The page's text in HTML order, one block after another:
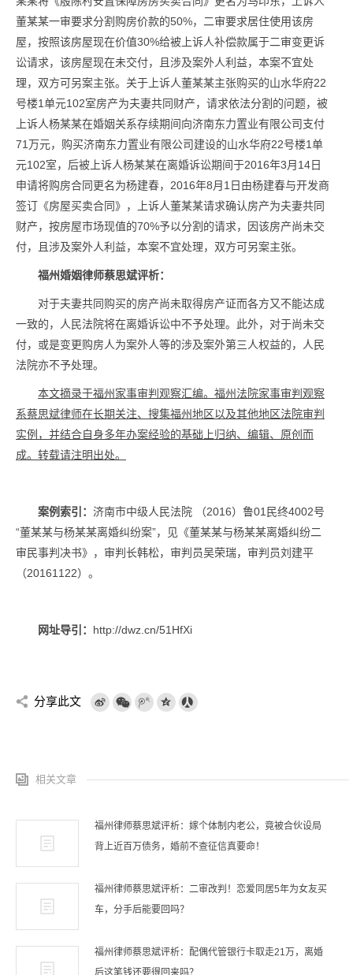
董某某一审要求分割购房价款的50%，二审要求居住使用该房
屋，按照该房屋现在价值30%给被上诉人补偿款属于二审变更诉
讼请求，该房屋现在未交付，且涉及案外人利益，本案不宜处
理，双方可另案主张。关于上诉人董某某主张购买的山水华府22
号楼1单元102室房产为夫妻共同财产，请求依法分割的问题，被
上诉人杨某某在婚姻关系存续期间向济南东力置业有限公司支付
71万元，购买济南东力置业有限公司建设的山水华府22号楼1单
元102室，后被上诉人杨某某在离婚诉讼期间于2016年3月14日
申请将购房合同更名为杨建春，2016年8月1日由杨建春与开发商
签订《房屋买卖合同》，上诉人董某某请求确认房产为夫妻共同
财产，按房屋市场现值的70%予以分割的请求，因该房产尚未交
付，且涉及案外人利益，本案不宜处理，双方可另案主张。
福州婚姻律师蔡思斌评析：
对于夫妻共同购买的房产尚未取得房产证而各方又不能达成
一致的，人民法院将在离婚诉讼中不予处理。此外，对于尚未交
付，或是变更购房人为案外人等的涉及案外第三人权益的，人民
法院亦不予处理。
本文摘录于福州家事审判观察汇编。福州法院家事审判观察
系蔡思斌律师在长期关注、搜集福州地区以及其他地区法院审判
实例，并结合自身多年办案经验的基础上归纳、编辑、原创而
成。转载请注明出处。
案例索引： 济南市中级人民法院 （2016）鲁01民终4002号
“董某某与杨某某离婚纠纷案”，见《董某某与杨某某离婚纠纷二
审民事判决书》，审判长韩松，审判员吴荣瑞，审判员刘建平
（20161122）。
网址导引： http://dwz.cn/51HfXi
分享此文
相关文章
福州律师蔡思斌评析：嫁个体制内老公，竟被合伙设局
背上近百万债务，婚前不查征信真要命！
福州律师蔡思斌评析：二审改判！恋爱同居5年为女友买
车，分手后能要回吗？
福州律师蔡思斌评析：配偶代管银行卡取走21万，离婚
后这笔钱还要得回来吗？